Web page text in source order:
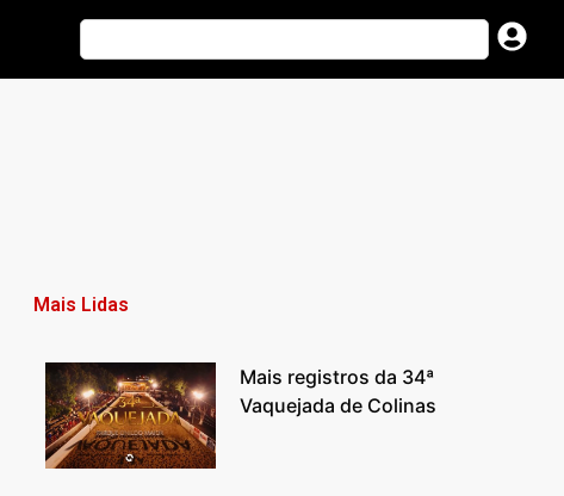
Mais Lidas
Mais registros da 34ª
Vaquejada de Colinas